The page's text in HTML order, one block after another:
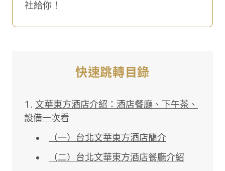
社給你！
快速跳轉目錄
文華東方酒店介紹：酒店餐廳、下午茶、
設備一次看
（一）台北文華東方酒店簡介
（二）台北文華東方酒店餐廳介紹